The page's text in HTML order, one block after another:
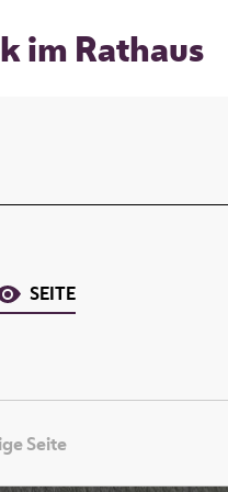
im Rathaus
SEITE
Seite